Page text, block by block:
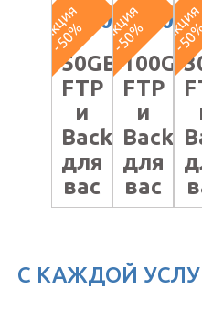
LF50
50GB
FTP
и
Backup
для
вас
А
к
ц
и
я
-
5
0
%
руб.
112.5
LF100
100GB
FTP
и
Backup
для
вас
А
к
ц
и
я
-
5
0
%
руб.
А
ц
и
я
-
5
0
С КАЖДОЙ